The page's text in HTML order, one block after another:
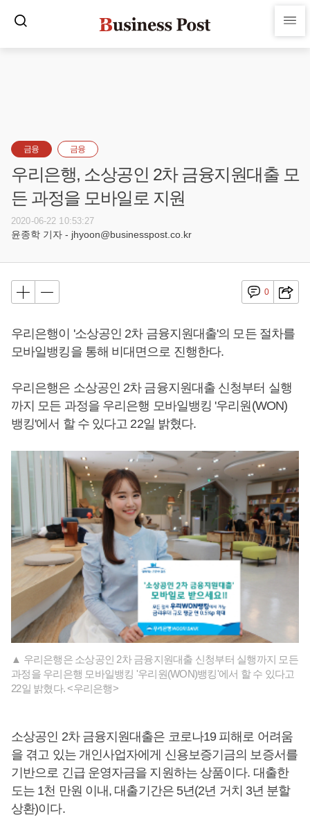
금융 금융
우리은행, 소상공인 2차 금융지원대출 모
든 과정을 모바일로 지원
2020-06-22 10:53:27
윤종학 기자 - jhyoon@businesspost.co.kr
0
우리은행이 '소상공인 2차 금융지원대출'의 모든 절차를
모바일뱅킹을 통해 비대면으로 진행한다.
우리은행은 소상공인 2차 금융지원대출 신청부터 실행
까지 모든 과정을 우리은행 모바일뱅킹 '우리원(WON)
뱅킹'에서 할 수 있다고 22일 밝혔다.
▲ 우리은행은 소상공인 2차 금융지원대출 신청부터 실행까지 모든
과정을 우리은행 모바일뱅킹 '우리원(WON)뱅킹'에서 할 수 있다고
22일 밝혔다. <우리은행>
소상공인 2차 금융지원대출은 코로나19 피해로 어려움
을 겪고 있는 개인사업자에게 신용보증기금의 보증서를
기반으로 긴급 운영자금을 지원하는 상품이다. 대출한
도는 1천 만원 이내, 대출기간은 5년(2년 거치 3년 분할
상환)이다.